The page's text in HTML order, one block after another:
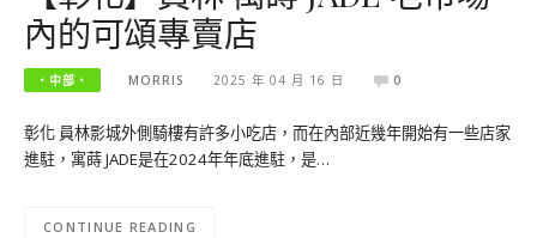
內的可頌專賣店
‧中部‧ MORRIS 2025 年 04 月 16 日 0
彰化 員林影城外側騎樓有許多小吃店，而在內部近幾年開始有一些店家
進駐，寓蒔 JADE是在2024年年底進駐，是…
CONTINUE READING